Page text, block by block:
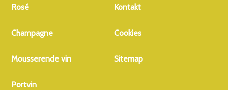
Rosé
Champagne
Mousserende vin
Portvin
Kontakt
Cookies
Sitemap